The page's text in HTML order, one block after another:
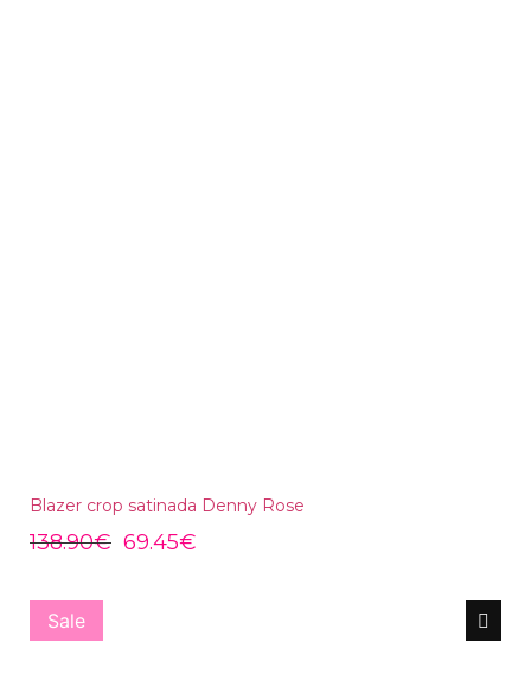
Blazer crop satinada Denny Rose
138.90€ 69.45€
Sale